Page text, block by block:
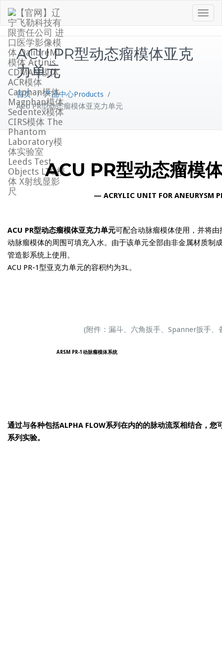
content
Toggle
ACU PR型动态瘤模体亚克
力单元
首页/产品中心Products /
ACU PR型动态瘤模体亚克力单元
ACU PR型动态瘤模
— ACRYLIC UNIT FOR ANEURYSM
ACU PR型动态瘤模体亚克力单元可配合动脉瘤模体使用，并将
动脉瘤模体的周围可填充入水。由于该单元全部由非金属材质制
管造影系统上使用。
ACU PR-1型亚克力单元的容积约为3L。
(附件：漏斗、六角扳手、Spanner扳手、
ARSM PR-1动脉瘤模体系统
通过与各种包括ALPHA FLOW系列在内的的脉动流泵相结合，
系列实验。